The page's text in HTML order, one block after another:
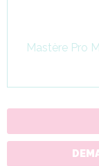
Mastère Pro